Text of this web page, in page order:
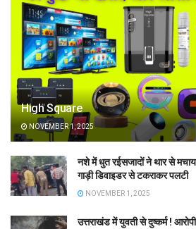
High Square
NOVEMBER 1, 2025
नशे में धुत रईसजादों ने थार से
गाड़ी डिवाइडर से टकराकर पलटी
NOVEMBER 1, 2025
उत्तराखंड में युवती से दुष्कर्म !